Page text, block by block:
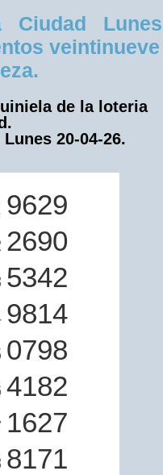
Ciudad Lunes
veintinueve
de la loteria
20-04-26.
9629
2690
5342
9814
0798
4182
1627
8171